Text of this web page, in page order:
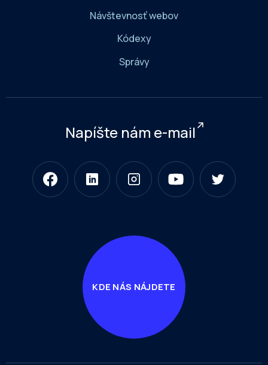
Návštevnosť webov
Kódexy
Správy
Napíšte nám e-mail
KDE NÁS NÁJDETE